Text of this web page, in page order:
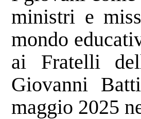
ministri e
mondo
ai Fratelli
Giovanni
maggio 2025